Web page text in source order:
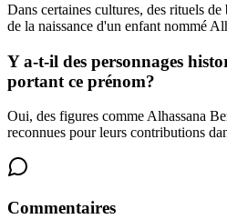
Dans certaines cultures, des rituels
de la naissance d'un enfant nommé
Y a-t-il des personnages
portant ce prénom?
Oui, des figures comme Alhassana
reconnues pour leurs contributions
Commentaires